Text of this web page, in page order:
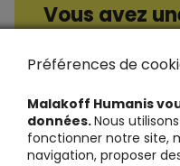
Vous avez
Consultez nos
Préférences de
Malakoff Humanis
données.Nous
fonctionner notre site,
navigation, proposer